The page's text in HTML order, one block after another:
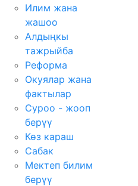
Илим жана
жашоо
Алдыңкы
тажрыйба
Реформа
Окуялар жана
фактылар
Суроо - жооп
берүү
Көз караш
Сабак
Мектеп билим
берүү